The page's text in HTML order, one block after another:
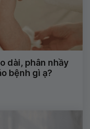
dài, phân nhầy
bệnh gì ạ?